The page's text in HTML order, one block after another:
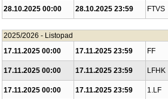
28.10.2025 00:00
28.10.2025 23:59 FTVS
2025/2026 - Listopad
17.11.2025 00:00
17.11.2025 23:59 FF
17.11.2025 00:00
17.11.2025 23:59 LFHK
17.11.2025 00:00
17.11.2025 23:59 1.LF